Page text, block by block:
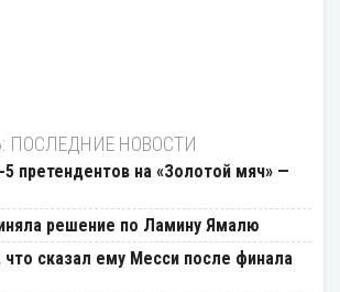
НОВОСТИ
претендентов на «Золотой мяч» —
решение по Ламину Ямалю
сказал ему Месси после финала